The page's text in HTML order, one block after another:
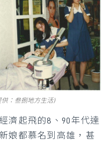
：叁捌地方生活)
濟起飛的8、90年代達
娘都慕名到高雄，甚